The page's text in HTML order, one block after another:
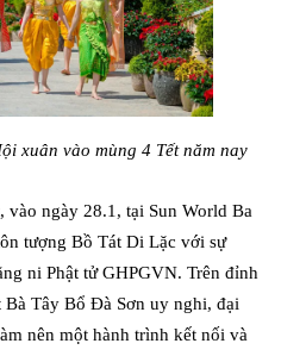
xuân vào mùng 4 Tết năm nay
vào ngày 28.1, tại Sun World Ba
tượng Bồ Tát Di Lặc với sự
ni Phật tử GHPGVN. Trên đỉnh
Tây Bổ Đà Sơn uy nghi, đại
nên một hành trình kết nối và